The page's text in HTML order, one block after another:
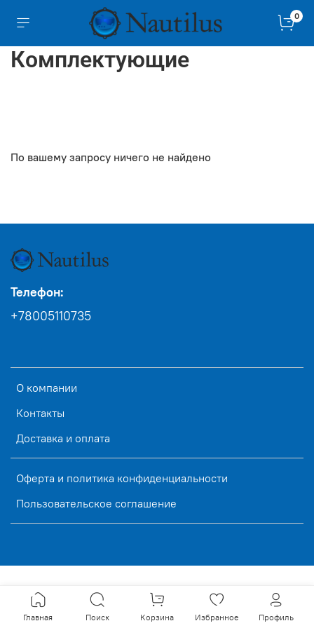
0
Комплектующие
По вашему запросу ничего не найдено
О компании
Контакты
Доставка и оплата
Оферта и политика конфиденциальности
Пользовательское соглашение
Телефон:
+78005110735
Главная Поиск Корзина Избранное Профиль